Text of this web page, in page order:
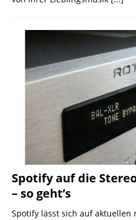
Spotify auf die
– so geht’s
Spotify lässt sich auf aktuellen